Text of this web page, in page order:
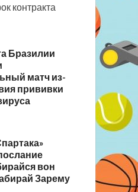
контракта
Бразилии
матч из-
прививки
вон
Зарему